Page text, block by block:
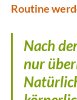
Routine
Nach
nur